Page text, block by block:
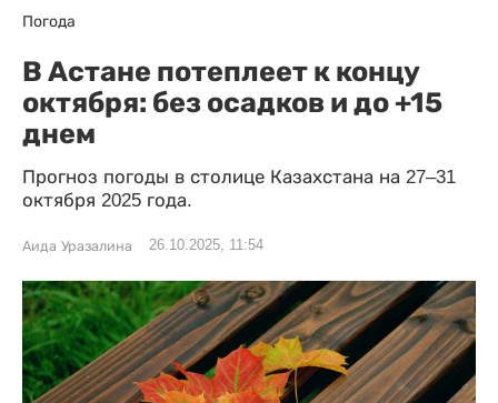
Погода
В Астане потеплеет к концу
октября: без осадков и до +15
днем
Прогноз погоды в столице Казахстана на 27–31
октября 2025 года.
Аида Уразалина 26.10.2025, 11:54